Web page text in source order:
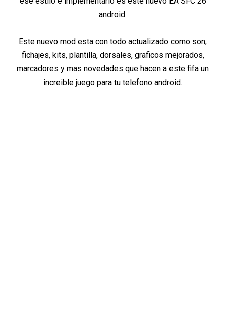
android.
Este nuevo mod esta con todo actualizado como son;
fichajes, kits, plantilla, dorsales, graficos mejorados,
marcadores y mas novedades que hacen a este fifa un
increible juego para tu telefono android.